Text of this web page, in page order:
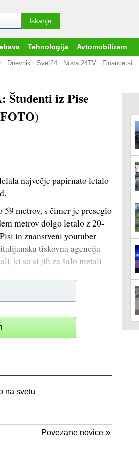
Tehnologija Avtomobilizem
Dnevnik Svet24 Nova 24TV Finance.si
Študenti iz Pise
največje papirnato letalo
metrov, s čimer je preseglo
metrov dolgo letalo z 20-
in znanstveni youtuber
tiskovna agencija
ki so si jih za šalo metali
na svetu
Povezane novice »